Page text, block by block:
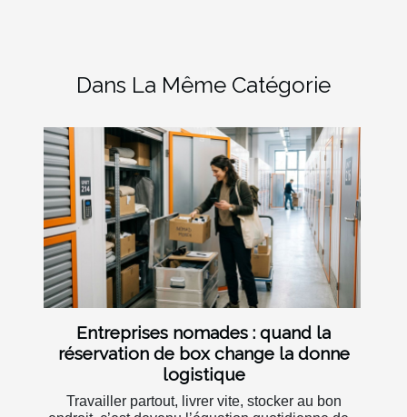
Dans La Même Catégorie
Entreprises nomades : quand la
réservation de box change la donne
logistique
Travailler partout, livrer vite, stocker au bon